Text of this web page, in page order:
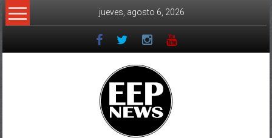
Saltar
al
jueves, agosto 6, 2026